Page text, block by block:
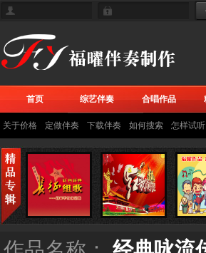
首页 综艺伴奏 合唱作品
关于价格 定做伴奏 下载伴奏 如何搜索 怎样试听